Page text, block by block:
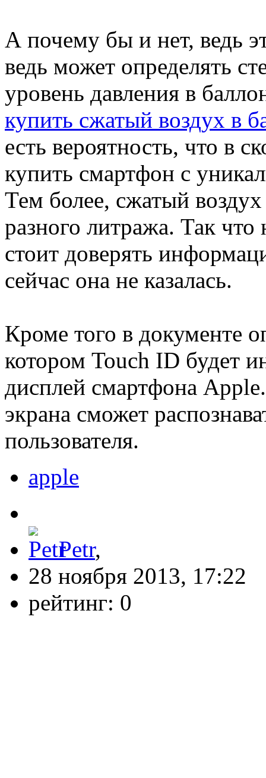
А почему бы и нет, ведь
ведь может определять
уровень давления в
купить сжатый воздух в
есть вероятность, что в
купить смартфон с
Тем более, сжатый воздух
разного литража. Так
стоит доверять
сейчас она не казалась.
Кроме того в документе
котором Touch ID будет
дисплей смартфона
экрана сможет
пользователя.
apple
Petr,
28 ноября 2013, 17:22
рейтинг: 0